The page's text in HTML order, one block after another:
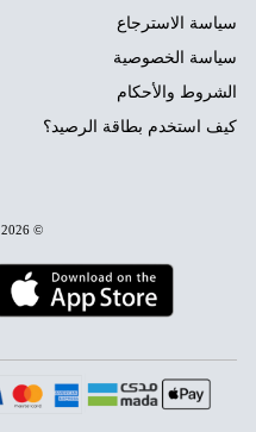
سياسة الاسترجاع
سياسة الخصوصية
الشروط والأحكام
كيف استخدم بطاقة الرصيد؟
© 2026